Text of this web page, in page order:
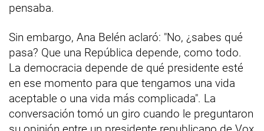
pensaba.
Sin embargo, Ana Belén aclaró: "No, ¿sabes qué
pasa? Que una República depende, como todo.
La democracia depende de qué presidente esté
en ese momento para que tengamos una vida
aceptable o una vida más complicada". La
conversación tomó un giro cuando le preguntaron